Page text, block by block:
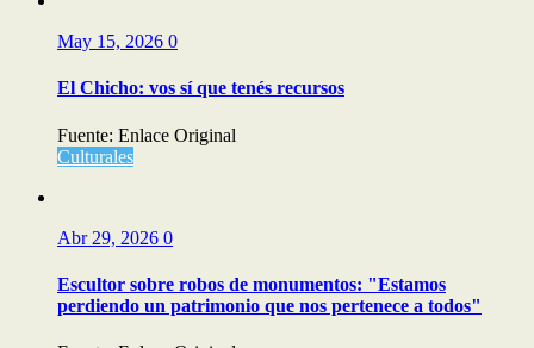
May 15, 2026 0
El Chicho: vos sí que tenés recursos
Fuente: Enlace Original
Culturales
Abr 29, 2026 0
Escultor sobre robos de monumentos: "Estamos
perdiendo un patrimonio que nos pertenece a todos"